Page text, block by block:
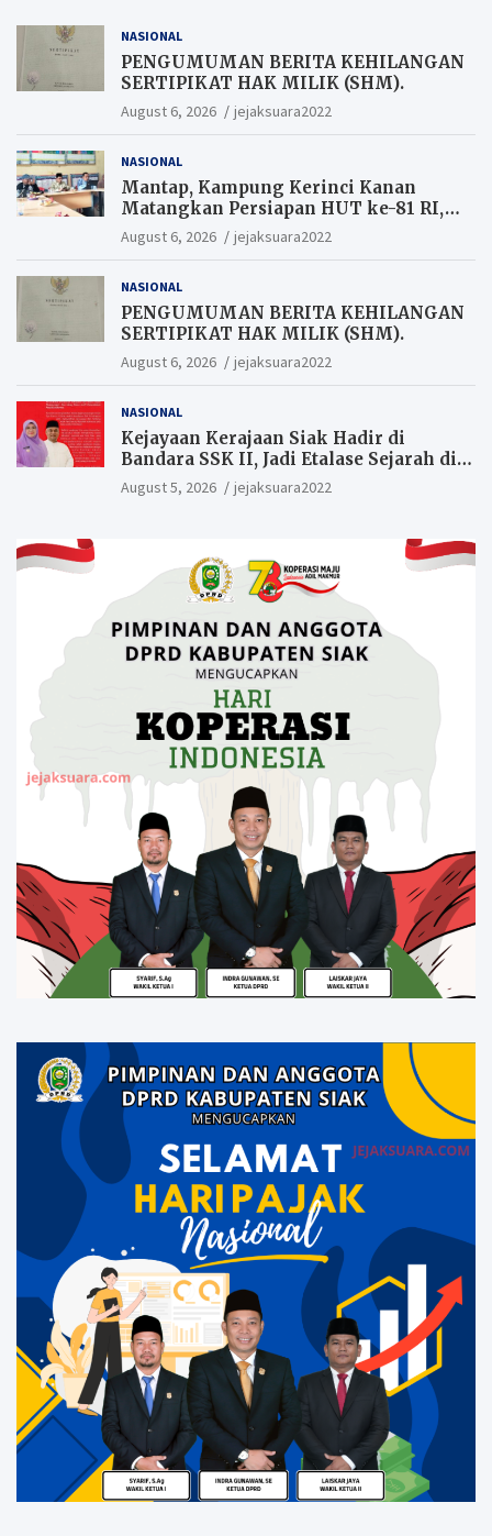
NASIONAL
PENGUMUMAN BERITA KEHILANGAN
SERTIPIKAT HAK MILIK (SHM).
August 6, 2026 jejaksuara2022
NASIONAL
Mantap, Kampung Kerinci Kanan
Matangkan Persiapan HUT ke-81 RI,
Warga yang ikut Upacara
Berkesempatan Raih Hadiah
August 6, 2026 jejaksuara2022
NASIONAL
PENGUMUMAN BERITA KEHILANGAN
SERTIPIKAT HAK MILIK (SHM).
August 6, 2026 jejaksuara2022
NASIONAL
Kejayaan Kerajaan Siak Hadir di
Bandara SSK II, Jadi Etalase Sejarah di
Gerbang Riau
August 5, 2026 jejaksuara2022